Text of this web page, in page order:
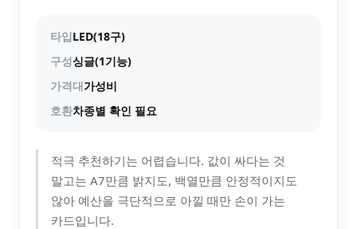
타입LED(18구)
구성싱글(1기능)
가격대가성비
호환차종별 확인 필요
적극 추천하기는 어렵습니다. 값이 싸다는 것
말고는 A7만큼 밝지도, 백열만큼 안정적이지도
않아 예산을 극단적으로 아낄 때만 손이 가는
카드입니다.